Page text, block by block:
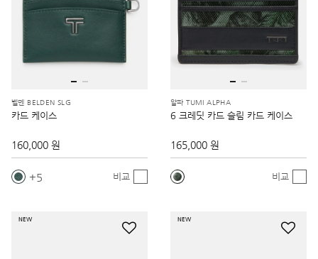
벨덴 BELDEN SLG
카드 케이스
160,000 원
5 비교
알파 TUMI ALPHA
6 크레딧 카드 슬림 카드 케이스
165,000 원
비교
NEW NEW